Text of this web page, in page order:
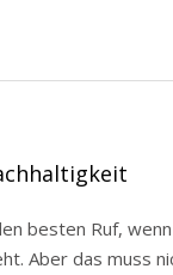
besten Ruf,
Bei